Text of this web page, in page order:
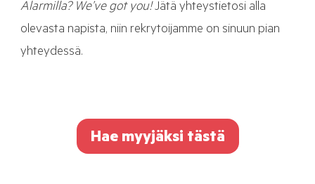
Alarmilla? We’ve got you! Jätä yhteystietosi alla
olevasta napista, niin rekrytoijamme on sinuun pian
yhteydessä.
Hae myyjäksi tästä